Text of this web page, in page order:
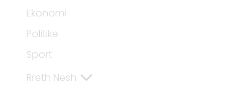
Ekonomi
Politike
Sport
Rreth Nesh